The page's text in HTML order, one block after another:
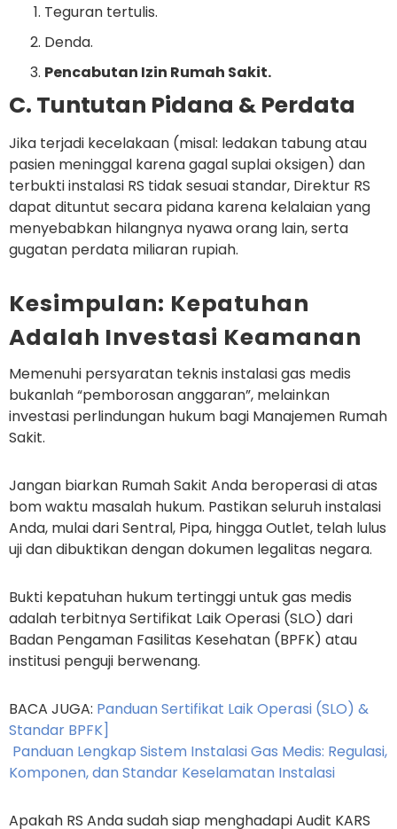
Teguran tertulis.
Denda.
Pencabutan Izin Rumah Sakit.
C. Tuntutan Pidana & Perdata
Jika terjadi kecelakaan (misal: ledakan tabung atau
pasien meninggal karena gagal suplai oksigen) dan
terbukti instalasi RS tidak sesuai standar, Direktur RS
dapat dituntut secara pidana karena kelalaian yang
menyebabkan hilangnya nyawa orang lain, serta
gugatan perdata miliaran rupiah.
Kesimpulan: Kepatuhan
Adalah Investasi Keamanan
Memenuhi persyaratan teknis instalasi gas medis
bukanlah “pemborosan anggaran”, melainkan
investasi perlindungan hukum bagi Manajemen Rumah
Sakit.
Jangan biarkan Rumah Sakit Anda beroperasi di atas
bom waktu masalah hukum. Pastikan seluruh instalasi
Anda, mulai dari Sentral, Pipa, hingga Outlet, telah lulus
uji dan dibuktikan dengan dokumen legalitas negara.
Bukti kepatuhan hukum tertinggi untuk gas medis
adalah terbitnyaSertifikat Laik Operasi (SLO) dari
Badan Pengaman Fasilitas Kesehatan (BPFK) atau
institusi penguji berwenang.
BACA JUGA: Panduan Sertifikat Laik Operasi (SLO) &
Standar BPFK]
Panduan Lengkap Sistem Instalasi Gas Medis: Regulasi,
Komponen, dan Standar Keselamatan Instalasi
Apakah RS Anda sudah siap menghadapi Audit KARS